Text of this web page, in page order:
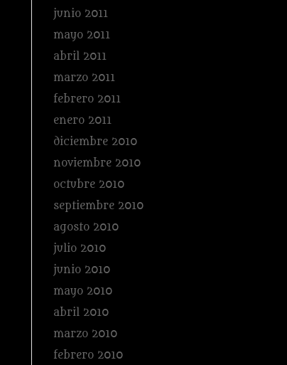
junio 2011
mayo 2011
abril 2011
marzo 2011
febrero 2011
enero 2011
diciembre 2010
noviembre 2010
octubre 2010
septiembre 2010
agosto 2010
julio 2010
junio 2010
mayo 2010
abril 2010
marzo 2010
febrero 2010